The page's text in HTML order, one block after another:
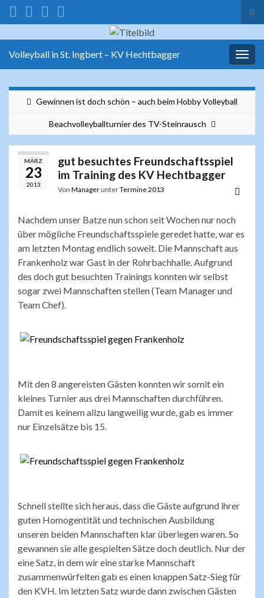
Volleyball in St. Ingbert – KV Hechtbagger
Gewinnen ist doch schön – auch beim Hobby Volleyball
Beachvolleyballturnier des TV-Steinrausch
MÄRZ
23
2013
gut besuchtes Freundschaftsspiel
im Training des KV Hechtbagger
Von ManagerunterTermine 2013
Nachdem unser Batze nun schon seit Wochen nur noch
über mögliche Freundschaftsspiele geredet hatte, war es
am letzten Montag endlich soweit. Die Mannschaft aus
Frankenholz war Gast in der Rohrbachhalle. Aufgrund
des doch gut besuchten Trainings konnten wir selbst
sogar zwei Mannschaften stellen (Team Manager und
Team Chef).
Mit den 8 angereisten Gästen konnten wir somit ein
kleines Turnier aus drei Mannschaften durchführen.
Damit es keinem allzu langweilig wurde, gab es immer
nur Einzelsätze bis 15.
Schnell stellte sich heraus, dass die Gäste aufgrund ihrer
guten Homogentität und technischen Ausbildung
unseren beiden Mannschaften klar überlegen waren. So
gewannen sie alle gespielten Sätze doch deutlich. Nur der
eine Satz, in dem wir eine starke Mannschaft
zusammenwürfelten gab es einen knappen Satz-Sieg für
den KVH. Im letzten Satz wurde dann zwischen Gästen